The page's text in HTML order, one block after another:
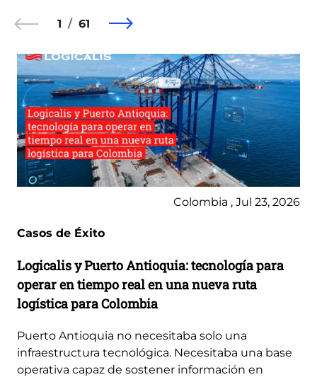
1 61
Colombia , Jul 23, 2026
Casos de Éxito
Logicalis y Puerto Antioquia: tecnología para
operar en tiempo real en una nueva ruta
logística para Colombia
Puerto Antioquia no necesitaba solo una
infraestructura tecnológica. Necesitaba una base
operativa capaz de sostener información en